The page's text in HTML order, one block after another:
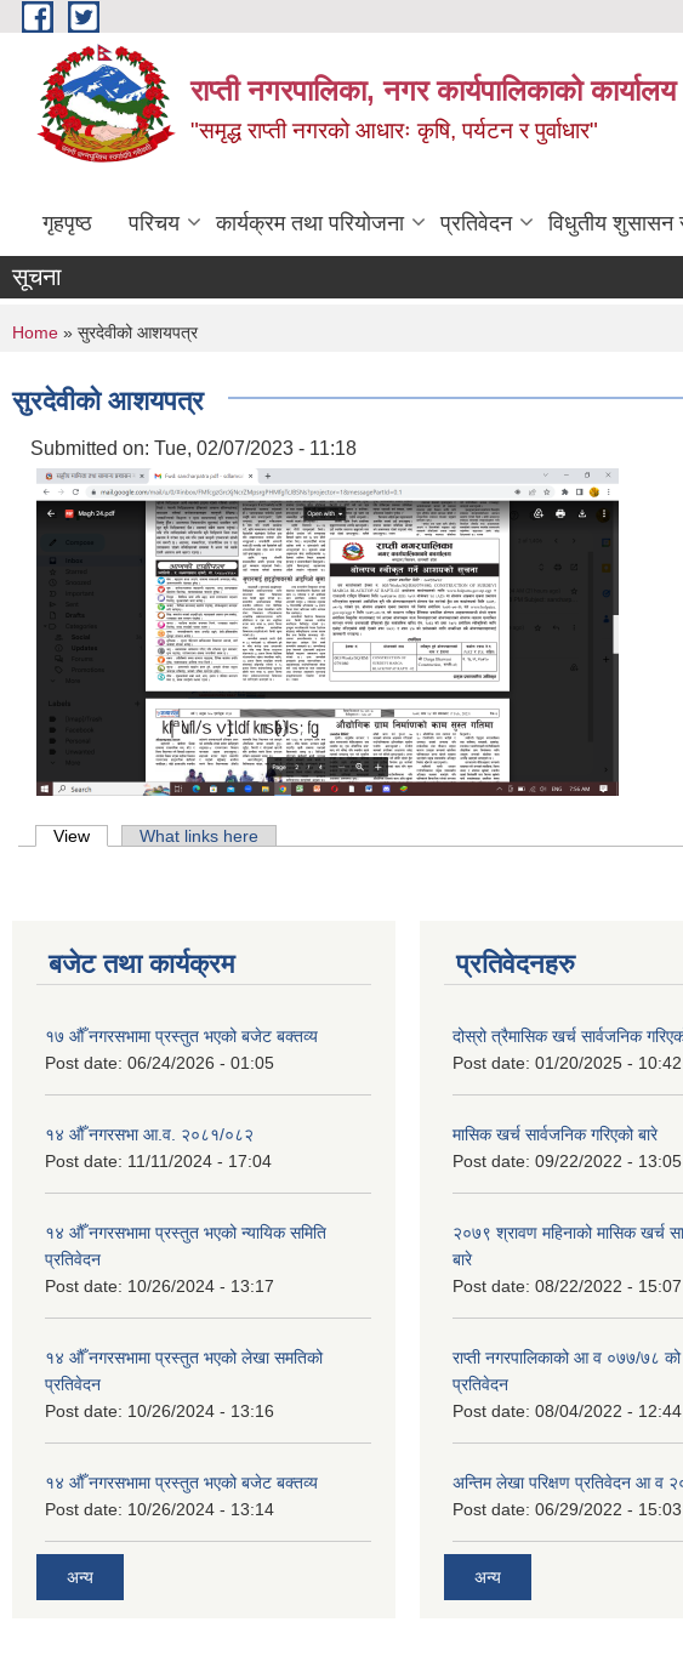
Skip to main content
राप्ती नगरपालिका, नगर कार्यपालिकाको कार्यालय
"समृद्ध राप्ती नगरको आधारः कृषि, पर्यटन र पुर्वाधार"
गृहपृष्ठ परिचय कार्यक्रम तथा परियोजना प्रतिवेदन विधुतीय शुसासन
सूचना
You are here
Home » सुरदेवीको आशयपत्र
सुरदेवीको आशयपत्र
Submitted on: Tue, 02/07/2023 - 11:18
Primary tabs
View (active tab)What links here
बजेट तथा कार्यक्रम
१७ औँ नगरसभामा प्रस्तुत भएको बजेट बक्तव्य
Post date: 06/24/2026 - 01:05
१४ औँ नगरसभा आ.व. २०८१/०८२
Post date: 11/11/2024 - 17:04
१४ औँ नगरसभामा प्रस्तुत भएको न्यायिक समिति
प्रतिवेदन
Post date: 10/26/2024 - 13:17
१४ औँ नगरसभामा प्रस्तुत भएको लेखा समतिको
प्रतिवेदन
Post date: 10/26/2024 - 13:16
१४ औँ नगरसभामा प्रस्तुत भएको बजेट बक्तव्य
Post date: 10/26/2024 - 13:14
अन्य
प्रतिवेदनहरु
दोस्रो त्रैमासिक खर्च सार्वजनिक
Post date: 01/20/2025 - 10:42
मासिक खर्च सार्वजनिक गरिएको बारे
Post date: 09/22/2022 - 13:05
२०७९ श्रावण महिनाको मासिक खर्च
बारे
Post date: 08/22/2022 - 15:07
राप्ती नगरपालिकाको आ व ०७७/७८ को
प्रतिवेदन
Post date: 08/04/2022 - 12:44
अन्तिम लेखा परिक्षण प्रतिवेदन आ व
Post date: 06/29/2022 - 15:03
अन्य